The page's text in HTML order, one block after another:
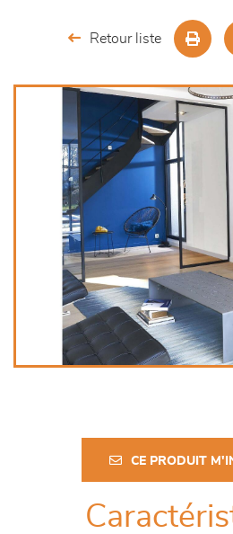
Retour liste
CE PRODUIT